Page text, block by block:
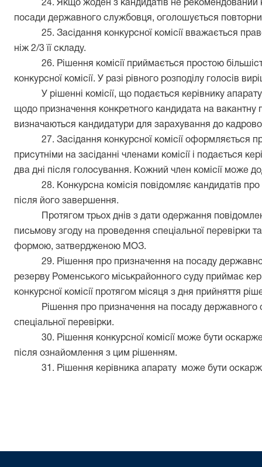
24. Якщо жоден з кандидатів не рекомендований
посади державного службовця, оголошується
25. Засідання конкурсної комісії вважається
ніж 2/3 її складу.
26. Рішення комісії приймається простою
конкурсної комісії. У разі рівного розподілу голосів
У рішенні комісії, що подається керівнику
щодо призначення конкретного кандидата на
визначаються кандидатури для зарахування до
27. Засідання конкурсної комісії оформляється
присутніми на засіданні членами комісії і подається
два дні після голосування. Кожний член комісії може
28. Конкурсна комісія повідомляє кандидатів
після його завершення.
Протягом трьох днів з дати одержання
письмову згоду на проведення спеціальної перевірки
формою, затвердженою МОЗ.
29. Рішення про призначення на посаду
резерву Роменського міськрайонного суду приймає
конкурсної комісії протягом місяця з дня прийняття
Рішення про призначення на посаду
спеціальної перевірки.
30. Рішення конкурсної комісії може бути
після ознайомлення з цим рішенням.
31. Рішення керівника апарату
може бути